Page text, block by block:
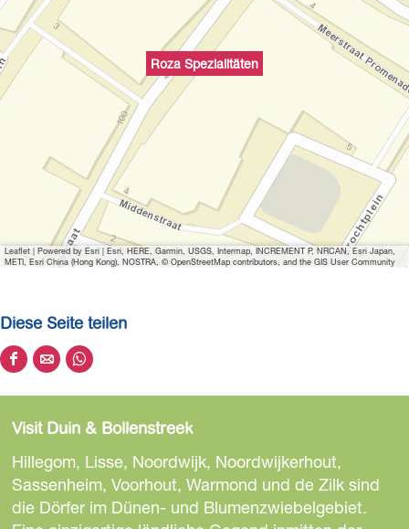
Roza Spezialitäten
Leaflet | Powered by Esri | Esri, HERE, Garmin, USGS, Intermap, INCREMENT P, NRCAN, Esri Japan,
METI, Esri China (Hong Kong), NOSTRA, © OpenStreetMap contributors, and the GIS User Community
Diese Seite teilen
D
i
s
e
S
e
D
i
s
e
S
e
D
i
s
e
S
e
Visit Duin & Bollenstreek
Hillegom, Lisse, Noordwijk, Noordwijkerhout,
Sassenheim, Voorhout, Warmond und de Zilk sind
die Dörfer im Dünen- und Blumenzwiebelgebiet.